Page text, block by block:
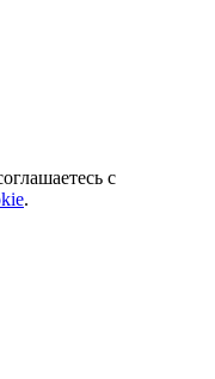
с
.